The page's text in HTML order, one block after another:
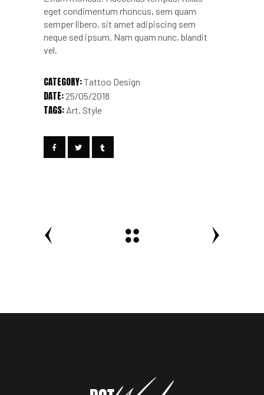
eget condimentum rhoncus, sem quam
semper libero, sit amet adipiscing sem
neque sed ipsum. Nam quam nunc, blandit
vel.
CATEGORY:Tattoo Design
DATE: 25/05/2018
TAGS: Art Style